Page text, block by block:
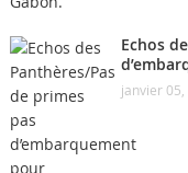
Echos
janvier 05,